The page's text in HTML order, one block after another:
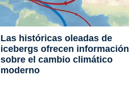
Las históricas oleadas de
icebergs ofrecen información
sobre el cambio climático
moderno